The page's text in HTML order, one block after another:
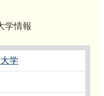
情報
学